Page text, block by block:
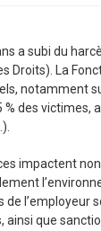
a subi du
Droits). La
notamment
des victimes,
impactent
de
que